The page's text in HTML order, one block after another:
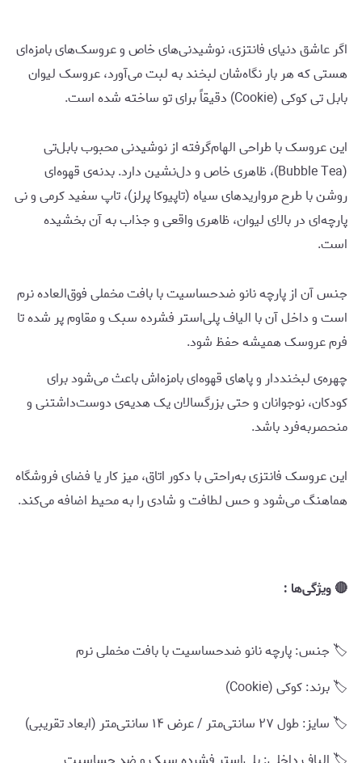
اگر عاشق دنیای فانتزی، نوشیدنی‌های خاص و عروسک‌های بامزه‌ای
هستی که هر بار نگاه‌شان لبخند به لبت می‌آورد، عروسک لیوان
بابل تی کوکی (Cookie) دقیقاً برای تو ساخته شده است.
این عروسک با طراحی الهام‌گرفته از نوشیدنی محبوب بابل‌تی
(Bubble Tea)، ظاهری خاص و دل‌نشین دارد. بدنه‌ی قهوه‌ای
روشن با طرح مرواریدهای سیاه (تاپیوکا پرلز)، تاپ سفید کرمی و نی
پارچه‌ای در بالای لیوان، ظاهری واقعی و جذاب به آن بخشیده
است.
جنس آن از پارچه نانو ضدحساسیت با بافت مخملی فوق‌العاده نرم
است و داخل آن با الیاف پلی‌استر فشرده سبک و مقاوم پر شده تا
فرم عروسک همیشه حفظ شود.
چهره‌ی لبخنددار و پاهای قهوه‌ای بامزه‌اش باعث می‌شود برای
کودکان، نوجوانان و حتی بزرگسالان یک هدیه‌ی دوست‌داشتنی و
منحصربه‌فرد باشد.
این عروسک فانتزی به‌راحتی با دکور اتاق، میز کار یا فضای فروشگاه
هماهنگ می‌شود و حس لطافت و شادی را به محیط اضافه می‌کند.
🔴 ویژگی‌ها :
🏷️ جنس: پارچه نانو ضدحساسیت با بافت مخملی نرم
🏷️ برند: کوکی (Cookie)
🏷️ سایز: طول ۲۷ سانتی‌متر / عرض ۱۴ سانتی‌متر (ابعاد تقریبی)